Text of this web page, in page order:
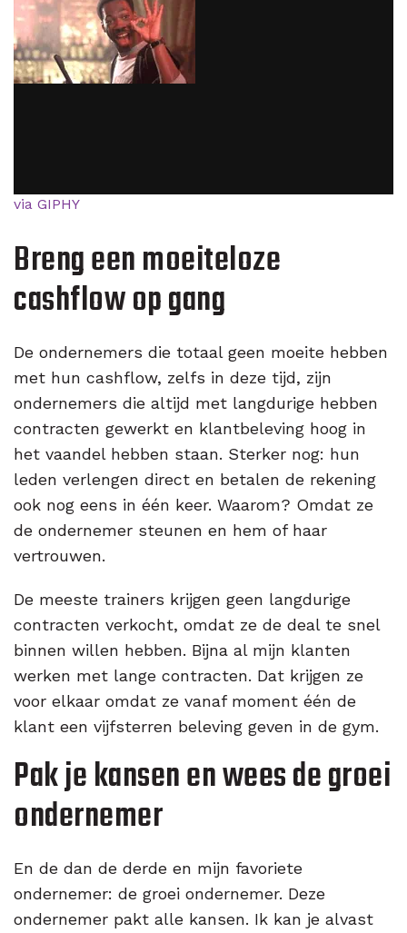
via GIPHY
Breng een moeiteloze
cashflow op gang
De ondernemers die totaal geen moeite hebben
met hun cashflow, zelfs in deze tijd, zijn
ondernemers die altijd met langdurige hebben
contracten gewerkt en klantbeleving hoog in
het vaandel hebben staan. Sterker nog: hun
leden verlengen direct en betalen de rekening
ook nog eens in één keer. Waarom? Omdat ze
de ondernemer steunen en hem of haar
vertrouwen.
De meeste trainers krijgen geen langdurige
contracten verkocht, omdat ze de deal te snel
binnen willen hebben. Bijna al mijn klanten
werken met lange contracten. Dat krijgen ze
voor elkaar omdat ze vanaf moment één de
klant een vijfsterren beleving geven in de gym.
Pak je kansen en wees de groei
ondernemer
En de dan de derde en mijn favoriete
ondernemer: de groei ondernemer. Deze
ondernemer pakt alle kansen. Ik kan je alvast